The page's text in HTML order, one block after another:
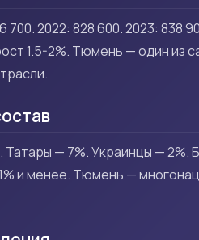
700. 2022: 828 600. 2023: 838
1.5-2%. Тюмень — один из
Татары — 7%. Украинцы —
и менее. Тюмень —